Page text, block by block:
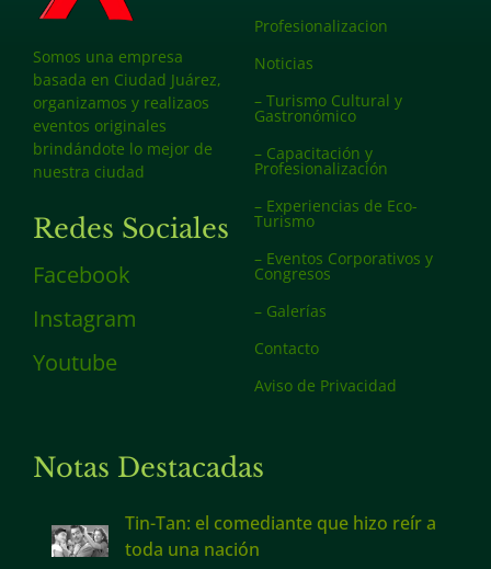
Somos una empresa
basada en Ciudad Juárez,
organizamos y realizaos
eventos originales
brindándote lo mejor de
nuestra ciudad
Redes Sociales
Facebook
Instagram
Youtube
Profesionalizacion
Noticias
– Turismo Cultural y
Gastronómico
– Capacitación y
Profesionalización
– Experiencias de Eco-
Turismo
– Eventos Corporativos y
Congresos
– Galerías
Contacto
Aviso de Privacidad
Notas Destacadas
Tin-Tan: el comediante que hizo reír a
toda una nación